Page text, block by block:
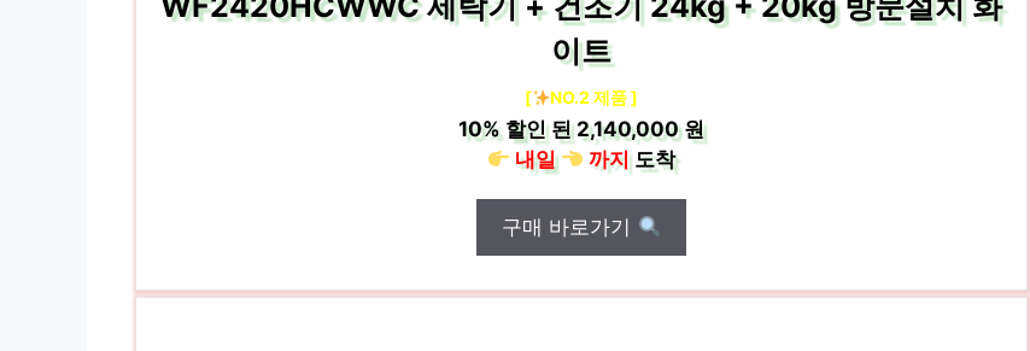
이트
[ NO.2 제품 ]
10%할인 된2,140,000 원
내일
까지도착
구매 바로가기